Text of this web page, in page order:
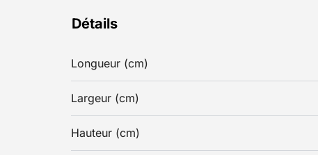
Détails
Longueur (cm)
Largeur (cm)
Hauteur (cm)